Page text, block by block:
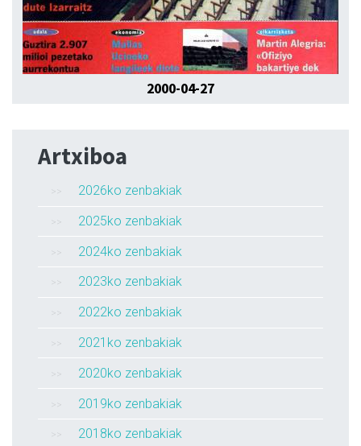
2000-04-27
Artxiboa
2026ko zenbakiak
2025ko zenbakiak
2024ko zenbakiak
2023ko zenbakiak
2022ko zenbakiak
2021ko zenbakiak
2020ko zenbakiak
2019ko zenbakiak
2018ko zenbakiak